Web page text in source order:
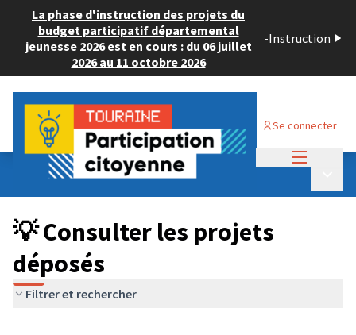
La phase d'instruction des projets du
budget participatif départemental
jeunesse 2026 est en cours : du 06 juillet
2026 au 11 octobre 2026
-Instruction
Se connecter
Budget Participatif JEUNESSE 2024
💡 Consulter les projets déposés
💡 Consulter les projets
déposés
Filtrer et rechercher